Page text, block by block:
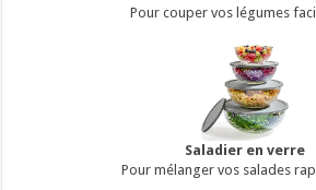
Pour couper vos légumes
Saladier en verre
Pour mélanger vos salades